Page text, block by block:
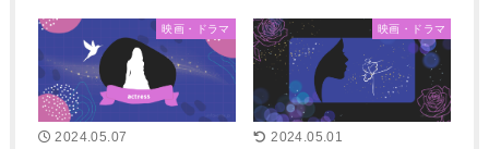
映画・ドラマ
2024.05.07
映画・ドラマ
2024.05.01